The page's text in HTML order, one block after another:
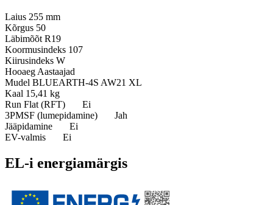
Laius 255 mm
Kõrgus 50
Läbimõõt R19
Koormusindeks 107
Kiirusindeks W
Hooaeg Aastaajad
Mudel BLUEARTH-4S AW21 XL
Kaal 15,41 kg
Run Flat (RFT)
Ei
3PMSF (lumepidamine)
Jah
Jääpidamine
Ei
EV-valmis
Ei
EL-i energiamärgis